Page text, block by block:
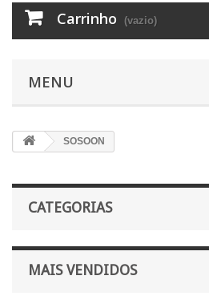
Carrinho (vazio)
MENU
SOSOON
CATEGORIAS
MAIS VENDIDOS